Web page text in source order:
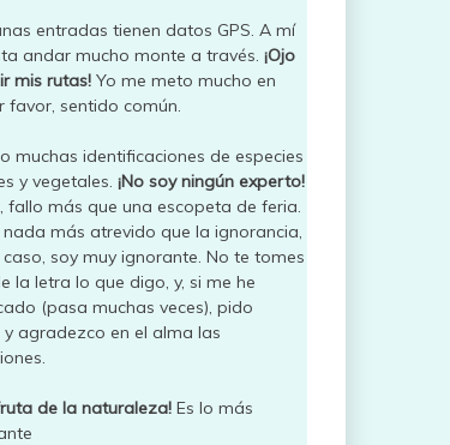
entradas tienen datos GPS. A mí
andar mucho monte a través. ¡Ojo
mis rutas!Yo me meto mucho en
favor, sentido común.
muchas identificaciones de especies
y vegetales. ¡No soy ningún experto!
fallo más que una escopeta de feria.
nada más atrevido que la ignorancia,
caso, soy muy ignorante. No te tomes
la letra lo que digo, y, si me he
(pasa muchas veces), pido
agradezco en el alma las
de la naturaleza!Es lo más